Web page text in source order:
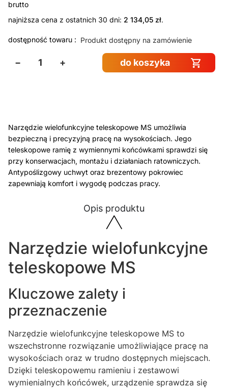
Narzędzie wielofunkcyjne teleskopowe MS umożliwia
bezpieczną i precyzyjną pracę na wysokościach. Jego
teleskopowe ramię z wymiennymi końcówkami sprawdzi się
przy konserwacjach, montażu i działaniach ratowniczych.
Antypoślizgowy uchwyt oraz brezentowy pokrowiec
zapewniają komfort i wygodę podczas pracy.
Opis produktu
Narzędzie wielofunkcyjne
teleskopowe MS
Kluczowe zalety i
przeznaczenie
Narzędzie wielofunkcyjne teleskopowe MS to
wszechstronne rozwiązanie umożliwiające pracę na
wysokościach oraz w trudno dostępnych miejscach.
Dzięki teleskopowemu ramieniu i zestawowi
wymienialnych końcówek, urządzenie sprawdza się
najniższa cena z ostatnich 30 dni: 2 134,05 zł.
dostępność towaru : Produkt dostępny na zamówienie
− + do koszyka